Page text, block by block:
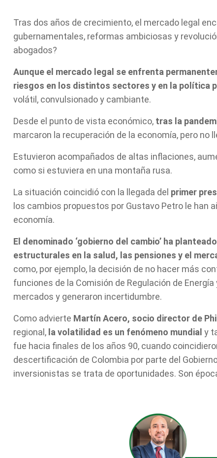
Tras dos años de crecimiento, el mercado legal
gubernamentales, reformas ambiciosas y
abogados?
Aunque el mercado legal se enfrenta
riesgos en los distintos sectores y en la política
volátil, convulsionado y cambiante.
Desde el punto de vista económico, tras la
marcaron la recuperación de la economía, pero no
Estuvieron acompañados de altas inflaciones,
como si estuviera en una montaña rusa.
La situación coincidió con la llegada del primer
los cambios propuestos por Gustavo Petro le han
economía.
El denominado ‘gobierno del cambio’ ha
estructurales en la salud, las pensiones y el
como, por ejemplo, la decisión de no hacer más
funciones de la Comisión de Regulación de
mercados y generaron incertidumbre.
Como advierte Martín Acero, socio director de
regional, la volatilidad es un fenómeno mundial y
fue hacia finales de los años 90, cuando
descertificación de Colombia por parte del
inversionistas se trata de oportunidades. Son